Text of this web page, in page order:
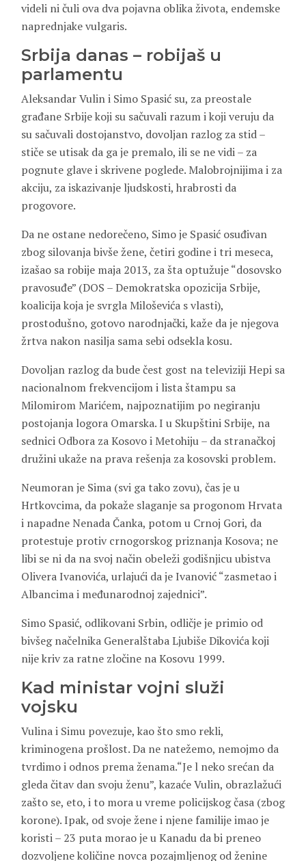
videli ni čuli ova dva pojavna oblika života, endemske
naprednjake vulgaris.
Srbija danas – robijaš u
parlamentu
Aleksandar Vulin i Simo Spasić su, za preostale
građane Srbije koji su sačuvali razum i koji veruju da
su sačuvali dostojanstvo, dovoljan razlog za stid –
stiče se utisak da ga je premalo, ili se ne vidi – za
pognute glave i skrivene poglede. Malobrojnijima i za
akciju, za iskazivanje ljudskosti, hrabrosti da
progovore.
Da ne ostane nedorečeno, Simo je Spasić osuđivan
zbog silovanja bivše žene, četiri godine i tri meseca,
izašao sa robije maja 2013, za šta optužuje “dosovsko
pravosuđe” (DOS – Demokratska opozicija Srbije,
koalicija koja je svrgla Miloševića s vlasti),
prostodušno, gotovo narodnjački, kaže da je njegova
žrtva nakon nasilja sama sebi odsekla kosu.
Dovoljan razlog da bude čest gost na televiziji Hepi sa
nacionalnom frekvencijom i lista štampu sa
Milomirom Marićem, najpoznatijim po negiranju
postojanja logora Omarska. I u Skupštini Srbije, na
sednici Odbora za Kosovo i Metohiju – da stranačkoj
družini ukaže na prava rešenja za kosovski problem.
Neumoran je Sima (svi ga tako zovu), čas je u
Hrtkovcima, da pokaže slaganje sa progonom Hrvata
i napadne Nenada Čanka, potom u Crnoj Gori, da
protestuje protiv crnogorskog priznanja Kosova; ne
libi se ni da na svoj način obeleži godišnjicu ubistva
Olivera Ivanovića, urlajući da je Ivanović “zasmetao i
Albancima i međunarodnoj zajednici”.
Simo Spasić, odlikovani Srbin, odličje je primio od
bivšeg načelnika Generalštaba Ljubiše Dikovića koji
nije kriv za ratne zločine na Kosovu 1999.
Kad ministar vojni služi
vojsku
Vulina i Simu povezuje, kao što smo rekli,
kriminogena prošlost. Da ne natežemo, nemojmo da
tvrdimo i odnos prema ženama.“Je l neko srećan da
gleda čitav dan svoju ženu”, kazaće Vulin, obrazlažući
zašto se, eto, i to mora u vreme policijskog časa (zbog
korone). Ipak, od svoje žene i njene familije imao je
koristi – 23 puta morao je u Kanadu da bi preneo
dozvoljene količine novca pozajmljenog od ženine